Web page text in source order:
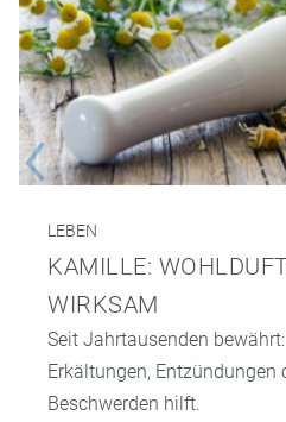
LEBEN
KAMILLE:
WIRKSAM
Seit Jahrtausenden
Erkältungen, Entzündungen
Beschwerden hilft.